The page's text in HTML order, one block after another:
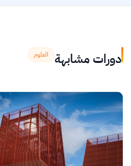
دورات مشابهة العلوم